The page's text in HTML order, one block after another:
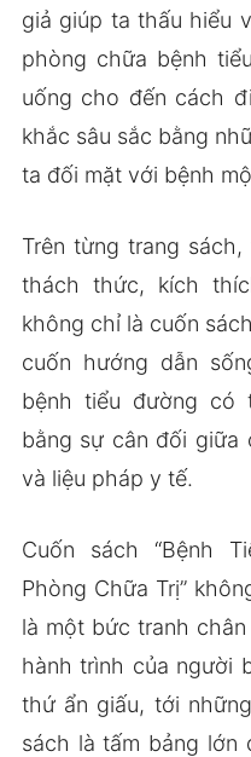
giả giúp ta thấu hiểu
phòng chữa bệnh
uống cho đến cách
khắc sâu sắc bằng
ta đối mặt với bệnh
Trên từng trang
thách thức, kích
không chỉ là cuốn
cuốn hướng dẫn
bệnh tiểu đường có
bằng sự cân đối giữa
và liệu pháp y tế.
Cuốn sách “Bệnh
Phòng Chữa Trị”
là một bức tranh
hành trình của người
thứ ẩn giấu, tới
sách là tấm bảng lớn